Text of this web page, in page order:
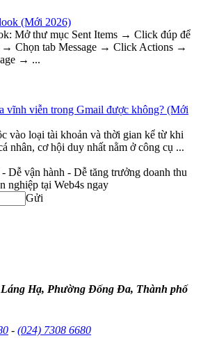
(Mới 2026)
Mở thư mục Sent Items → Click đúp để
→ Chọn tab Message → Click Actions →
→ ...
vĩnh viễn trong Gmail được không? (Mới
vào loại tài khoản và thời gian kể từ khi
nhân, cơ hội duy nhất nằm ở công cụ ...
Dễ vận hành - Dễ tăng trưởng doanh thu
nghiệp tại Web4s ngay
Gửi
Láng Hạ, Phường Đống Đa, Thành phố
- (024) 7308 6680